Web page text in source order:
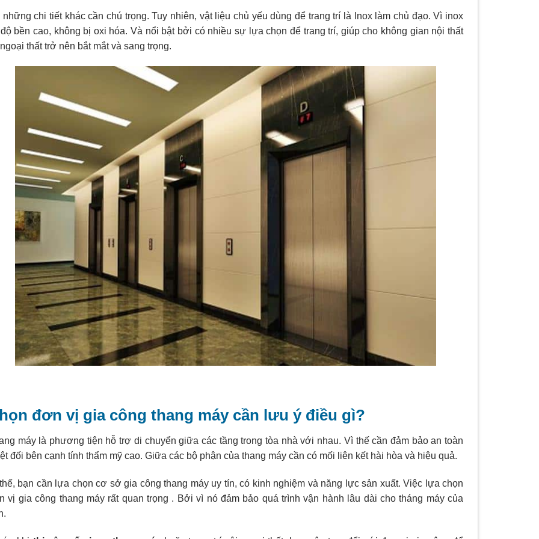
những chi tiết khác cần chú trọng. Tuy nhiên, vật liệu chủ yếu dùng để trang trí là Inox làm chủ đạo. Vì inox
bền cao, không bị oxi hóa. Và nổi bật bởi có nhiều sự lựa chọn để trang trí, giúp cho không gian nội thất
thất trở nên bắt mắt và sang trọng.
đơn vị gia công thang máy cần lưu ý điều gì?
máy là phương tiện hỗ trợ di chuyển giữa các tầng trong tòa nhà với nhau. Vì thế cần đảm bảo an toàn
đối bên cạnh tính thẩm mỹ cao. Giữa các bộ phận của thang máy cần có mối liên kết hài hòa và hiệu quả.
bạn cần lựa chọn cơ sở gia công thang máy uy tín, có kinh nghiệm và năng lực sản xuất. Việc lựa chọn
vị gia công thang máy rất quan trọng . Bởi vì nó đảm bảo quá trình vận hành lâu dài cho tháng máy của